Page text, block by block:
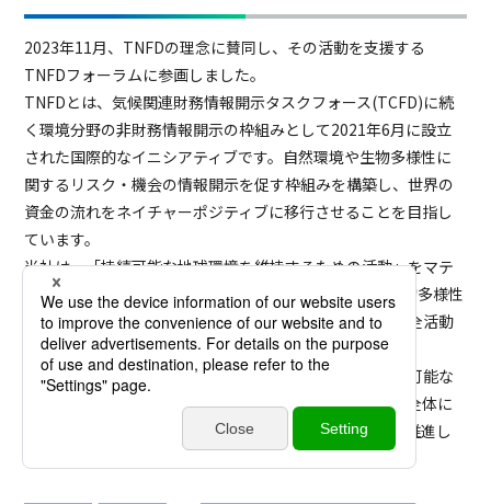
2023年11月、TNFDの理念に賛同し、その活動を支援する
TNFDフォーラムに参画しました。
TNFDとは、気候関連財務情報開示タスクフォース(TCFD)に続
く環境分野の非財務情報開示の枠組みとして2021年6月に設立
された国際的なイニシアティブです。自然環境や生物多様性に
関するリスク・機会の情報開示を促す枠組みを構築し、世界の
資金の流れをネイチャーポジティブに移行させることを目指し
ています。
当社は、「持続可能な地球環境を維持するための活動」をマテ
リアリティ(重要課題)として定め、事業活動における生物多様性
への影響の把握や、ステークホルダーとの連携による保全活動
などを推進しています。
今後も、自然資本に関して適切な情報開示を進め、持続可能な
社会の実現と企業価値の向上を図るとともに、グループ全体に
おいて、サステナビリティに関する取り組みをより一層推進し